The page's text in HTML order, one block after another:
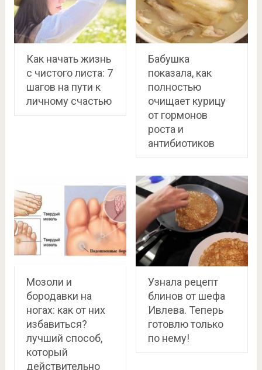
Как начать жизнь
с чистого листа: 7
шагов на пути к
личному счастью
Бабушка
показала, как
полностью
очищает курицу
от гормонов
роста и
антибиотиков
Мозоли и
бородавки на
ногах: как от них
избавиться?
лучший способ,
который
действительно
Узнала рецепт
блинов от шефа
Ивлева. Теперь
готовлю только
по нему!